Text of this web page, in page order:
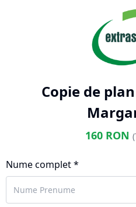
Copie de
160RON
Nume complet *